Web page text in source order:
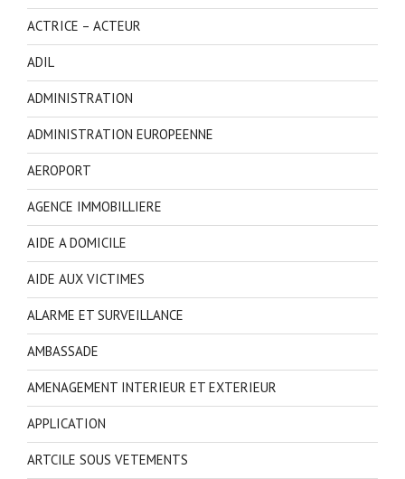
ACTRICE – ACTEUR
ADIL
ADMINISTRATION
ADMINISTRATION EUROPEENNE
AEROPORT
AGENCE IMMOBILLIERE
AIDE A DOMICILE
AIDE AUX VICTIMES
ALARME ET SURVEILLANCE
AMBASSADE
AMENAGEMENT INTERIEUR ET EXTERIEUR
APPLICATION
ARTCILE SOUS VETEMENTS